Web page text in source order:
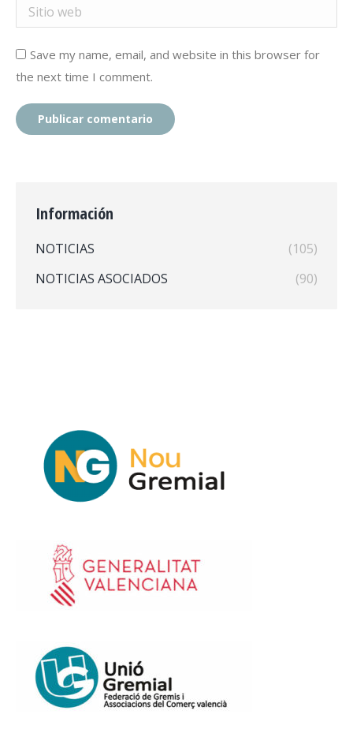
Sitio web
Save my name, email, and website in this browser for
the next time I comment.
Publicar comentario
Información
NOTICIAS
(105)
NOTICIAS ASOCIADOS
(90)